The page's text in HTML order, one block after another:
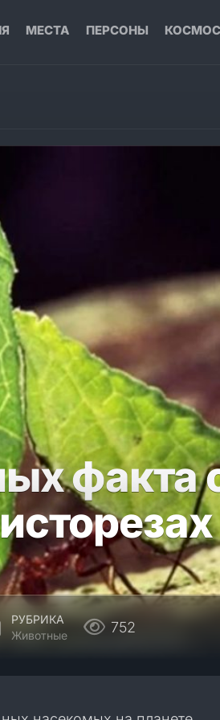
МЕСТА ПЕРСОНЫ КОСМОС
факта
РУБРИКА
Животные
752